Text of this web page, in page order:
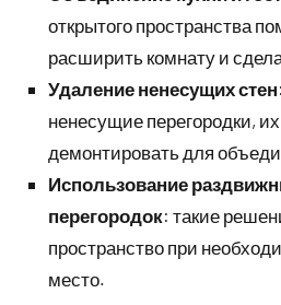
открытого пространства
расширить комнату и
Удаление ненесущих стен
ненесущие перегородки,
демонтировать для
Использование
перегородок: такие
пространство при
место.